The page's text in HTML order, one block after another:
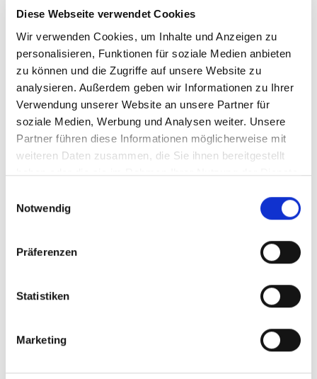
Diese Webseite verwendet Cookies
Wir verwenden Cookies, um Inhalte und Anzeigen zu
personalisieren, Funktionen für soziale Medien anbieten
zu können und die Zugriffe auf unsere Website zu
analysieren. Außerdem geben wir Informationen zu Ihrer
Verwendung unserer Website an unsere Partner für
soziale Medien, Werbung und Analysen weiter. Unsere
Partner führen diese Informationen möglicherweise mit
weiteren Daten zusammen, die Sie ihnen bereitgestellt
haben oder die sie im Rahmen Ihrer Nutzung der Dienste
Notwendig
Präferenzen
Statistiken
Marketing
Überdies steht noch 1 Räume im Dachgeschoss und ein
Anteil an der Bühne zur Verfügung.
Direkt gegenüber dem Gebäude, befinden sich 2
Fertiggaragen, wobei die Garage (links) vom Eigentümer
der EG-Wohnung genutzt wird.
Die Wohnung ist geräumt, allerdings
Ansprechpartner